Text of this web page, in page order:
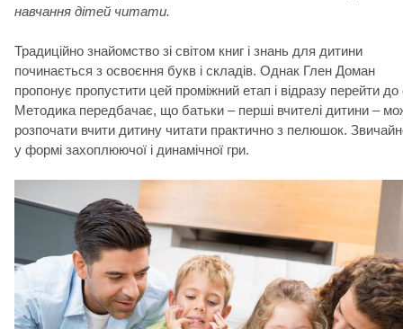
навчання дітей читати.
Традиційно знайомство зі світом книг і знань для дитини
починається з освоєння букв і складів. Однак Глен Доман
пропонує пропустити цей проміжний етап і відразу перейти до
Методика передбачає, що батьки – перші вчителі дитини –
розпочати вчити дитину читати практично з пелюшок.
у формі захоплюючої і динамічної гри.